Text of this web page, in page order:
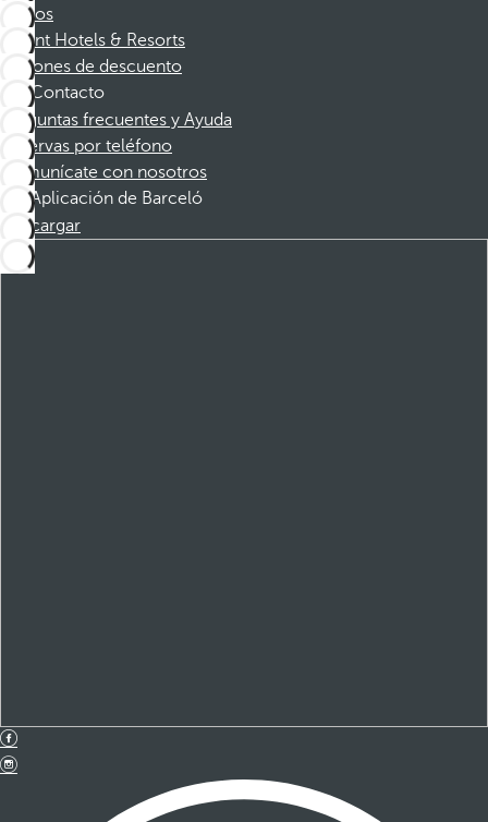
Socios
Dorint Hotels & Resorts
Cupones de descuento
Contacto
Preguntas frecuentes y Ayuda
Reservas por teléfono
Comunícate con nosotros
Aplicación de Barceló
Descargar